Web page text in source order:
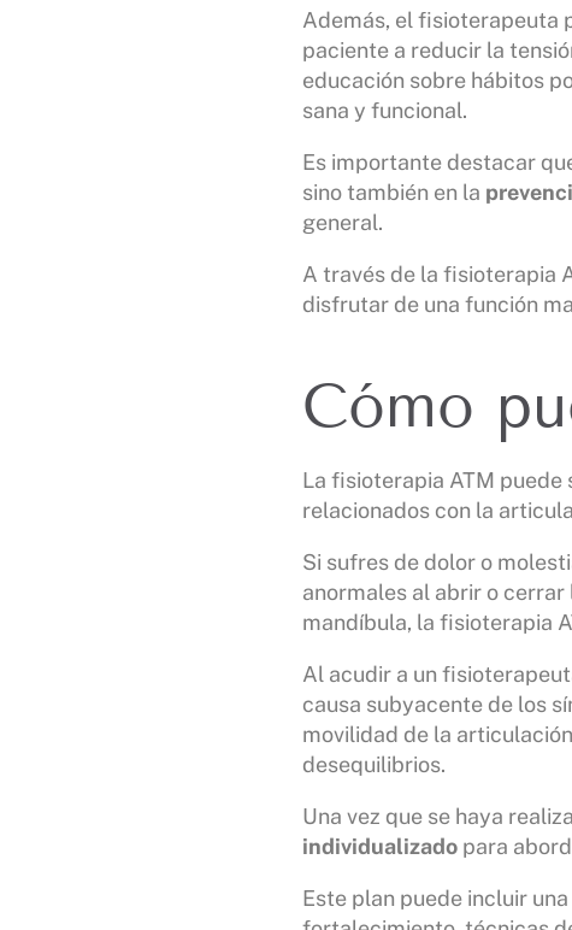
Además, el fisioterapeuta
paciente a reducir la
educación sobre hábitos
sana y funcional.
Es importante destacar
sino también en la
general.
A través de la fisioterapia
disfrutar de una función
Cómo
La fisioterapia ATM
relacionados con la
Si sufres de dolor o
anormales al abrir o
mandíbula, la fisioterapia
Al acudir a un
causa subyacente de los
movilidad de la
desequilibrios.
Una vez que se haya
individualizado para
Este plan puede incluir una